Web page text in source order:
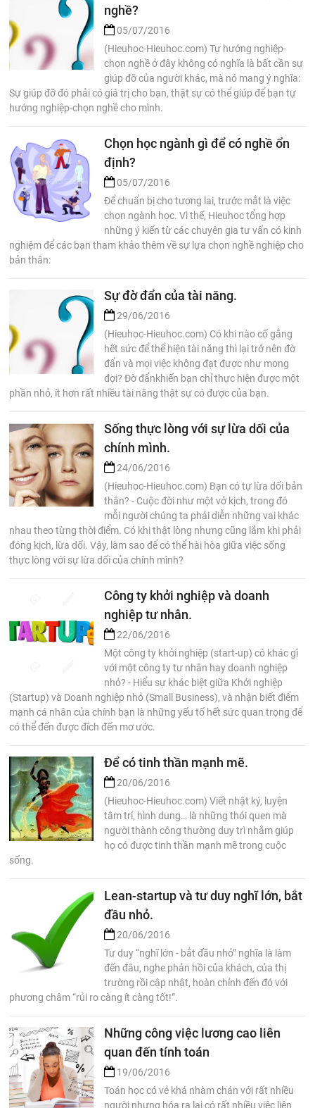
nghề?
05/07/2016
(Hieuhoc-Hieuhoc.com) Tự hướng nghiệp-
chọn nghề ở đây không có nghĩa là bất cần sự
giúp đỡ của người khác, mà nó mang ý nghĩa:
Sự giúp đỡ đó phải có giá trị cho bạn, thật sự có thể giúp để bạn tự
hướng nghiệp-chọn nghề cho mình.
Chọn học ngành gì để có nghề ổn
định?
05/07/2016
Để chuẩn bị cho tương lai, trước mắt là việc
chọn ngành học. Vì thế, Hieuhoc tổng hợp
những ý kiến từ các chuyên gia tư vấn có kinh
nghiệm để các bạn tham khảo thêm về sự lựa chọn nghề nghiệp cho
bản thân:
Sự đờ đẩn của tài năng.
29/06/2016
(Hieuhoc-Hieuhoc.com) Có khi nào cố gắng
hết sức để thể hiện tài năng thì lại trở nên đờ
đẩn và mọi việc không đạt được như mong
đợi? Đờ đẩnkhiến bạn chỉ thực hiện được một
phần nhỏ, ít hơn rất nhiều tài năng thật sự có được của bạn.
Sống thực lòng với sự lừa dối của
chính mình.
24/06/2016
(Hieuhoc-Hieuhoc.com) Bạn có tự lừa dối bản
thân? - Cuộc đời như một vở kịch, trong đó
mỗi người chúng ta phải diễn những vai khác
nhau theo từng thời điểm. Có khi thật lòng nhưng cũng lắm khi phải
đóng kịch, lừa dối. Vậy, làm sao để có thể hài hòa giữa việc sống
thực lòng với sự lừa dối của chính mình?
Công ty khởi nghiệp và doanh
nghiệp tư nhân.
22/06/2016
Một công ty khởi nghiệp (start-up) có khác gì
với một công ty tư nhân hay doanh nghiệp
nhỏ? - Hiểu sự khác biệt giữa Khởi nghiệp
(Startup) và Doanh nghiệp nhỏ (Small Business), và nhận biết điểm
mạnh cá nhân của chính bạn là những yếu tố hết sức quan trọng để
có thể đến được đích đến mơ ước.
Để có tinh thần mạnh mẽ.
20/06/2016
(Hieuhoc-Hieuhoc.com) Viết nhật ký, luyện
tâm trí, hình dung… là những thói quen mà
người thành công thường duy trì nhằm giúp
họ có được tinh thần mạnh mẽ trong cuộc
sống.
Lean-startup và tư duy nghĩ lớn, bắt
đầu nhỏ.
20/06/2016
Tư duy “nghĩ lớn - bắt đầu nhỏ” nghĩa là làm
đến đâu, nghe phản hồi của khách, của thị
trường rồi cập nhật, hoàn chỉnh đến đó với
phương châm “rủi ro càng ít càng tốt!”.
Những công việc lương cao liên
quan đến tính toán
19/06/2016
Toán học có vẻ khá nhàm chán với rất nhiều
người nhưng hóa ra lại có rất nhiều việc liên